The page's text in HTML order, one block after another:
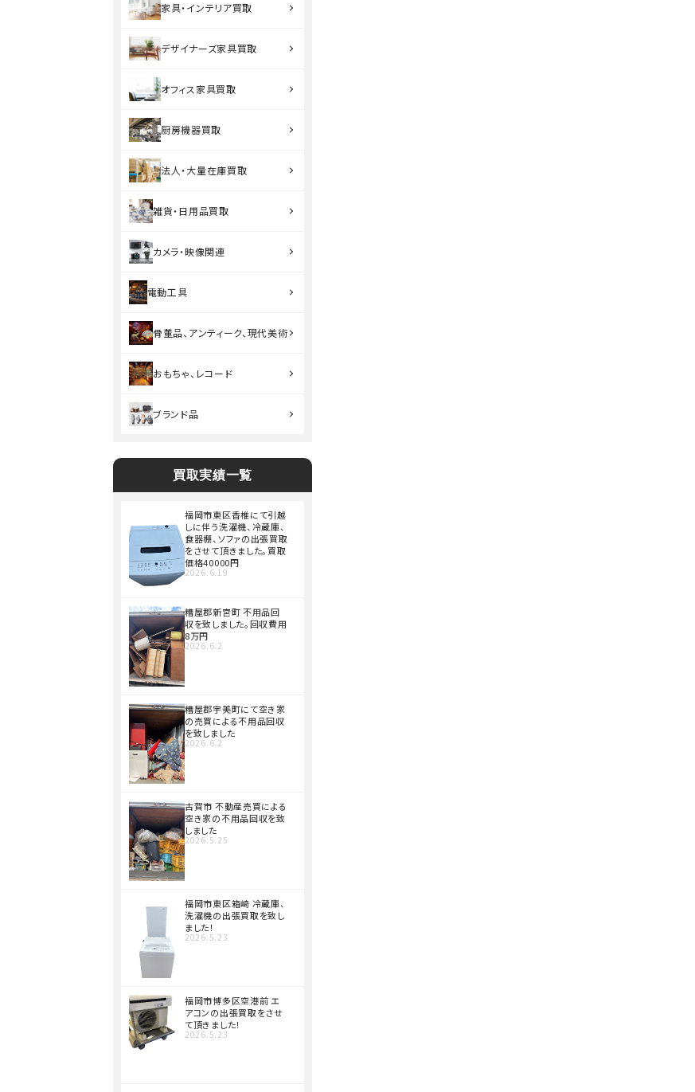
家具・インテリア買取
デザイナーズ家具買取
オフィス家具買取
厨房機器買取
法人・大量在庫買取
雑貨・日用品買取
カメラ・映像関連
電動工具
骨董品、アンティーク、現代美術
おもちゃ、レコード
ブランド品
買取実績一覧
福岡市東区香椎にて引越
しに伴う洗濯機、冷蔵庫、
食器棚、ソファの出張買取
をさせて頂きました。買取
価格40000円
2026.6.19
糟屋郡新宮町 不用品回
収を致しました。回収費用
8万円
2026.6.2
糟屋郡宇美町にて空き家
の売買による不用品回収
を致しました
2026.6.2
古賀市 不動産売買による
空き家の不用品回収を致
しました
2026.5.25
福岡市東区箱崎 冷蔵庫、
洗濯機の出張買取を致し
ました！
2026.5.23
福岡市博多区空港前 エ
アコンの出張買取をさせ
て頂きました！
2026.5.23